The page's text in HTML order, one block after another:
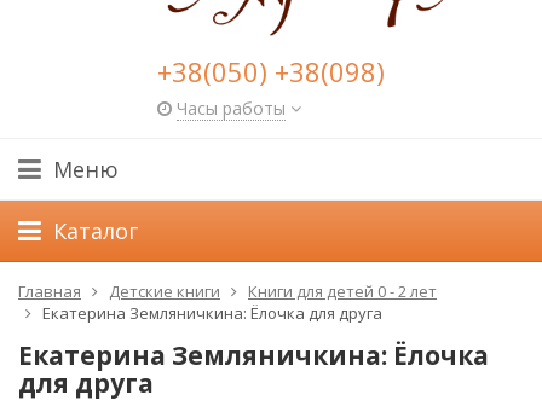
+38(050) +38(098)
Часы работы
Меню
Каталог
Главная Детские книги
Книги для детей 0 - 2 лет
Екатерина Земляничкина: Ёлочка для друга
Екатерина Земляничкина: Ёлочка
для друга